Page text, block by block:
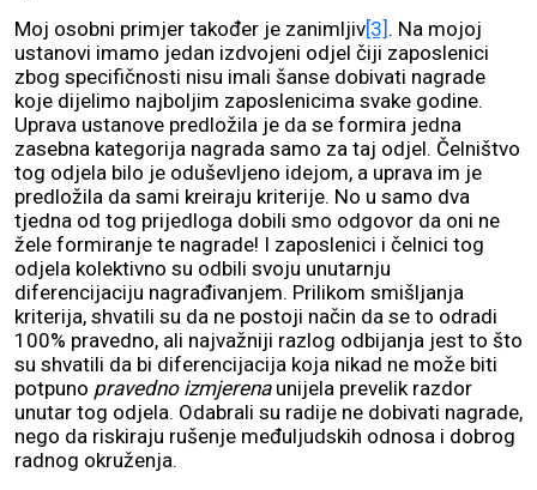
Moj osobni primjer također je zanimljiv[3] . Na mojoj
ustanovi imamo jedan izdvojeni odjel čiji zaposlenici
zbog specifičnosti nisu imali šanse dobivati nagrade
koje dijelimo najboljim zaposlenicima svake godine.
Uprava ustanove predložila je da se formira jedna
zasebna kategorija nagrada samo za taj odjel. Čelništvo
tog odjela bilo je oduševljeno idejom, a uprava im je
predložila da sami kreiraju kriterije. No u samo dva
tjedna od tog prijedloga dobili smo odgovor da oni ne
žele formiranje te nagrade! I zaposlenici i čelnici tog
odjela kolektivno su odbili svoju unutarnju
diferencijaciju nagrađivanjem. Prilikom smišljanja
kriterija, shvatili su da ne postoji način da se to odradi
100% pravedno, ali najvažniji razlog odbijanja jest to što
su shvatili da bi diferencijacija koja nikad ne može biti
potpuno pravedno izmjerenaunijela prevelik razdor
unutar tog odjela. Odabrali su radije ne dobivati nagrade,
nego da riskiraju rušenje međuljudskih odnosa i dobrog
radnog okruženja.